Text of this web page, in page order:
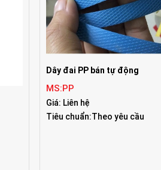
Dây đai PP bán tự động
MS:PP
Giá: Liên hệ
Tiêu chuẩn:Theo yêu cầu